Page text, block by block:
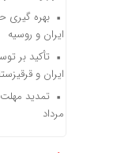
بهره گیری
ایران و روسیه
تأکید بر
ایران و
مرداد